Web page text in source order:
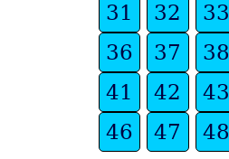
31
32 33
36
37 38
41
42 43
46
47 48